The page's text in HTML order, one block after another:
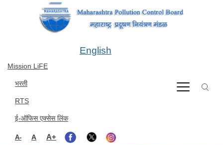
Mission LiFE
भरती
RTS
ई-ऑफिस एक्सेस लिंक
A- A A+
English